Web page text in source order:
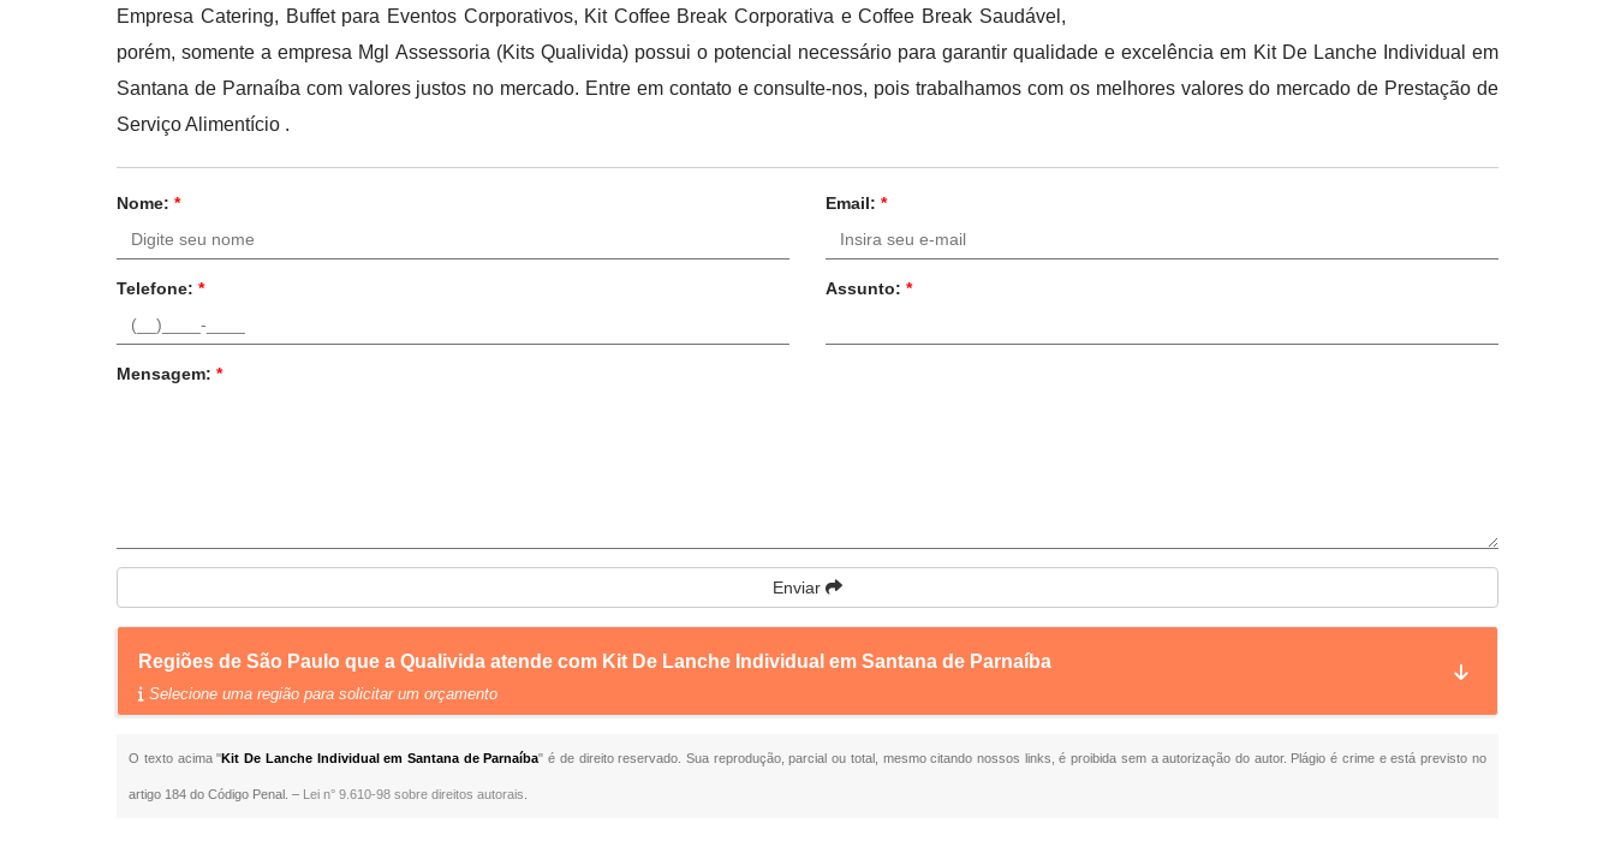
Empresa Catering, Buffet para Eventos Corporativos, Kit Coffee Break Corporativa e Coffee Break Saudável,
porém, somente a empresa Mgl Assessoria (Kits Qualivida) possui o potencial necessário para garantir qualidade e excelência em Kit De Lanche Individual em
Santana de Parnaíba com valores justos no mercado. Entre em contato e consulte-nos, pois trabalhamos com os melhores valores do mercado de Prestação de
Serviço Alimentício .
Nome:* Email: *
Telefone:* Assunto: *
Mensagem:*
Enviar
Regiões de São Paulo que a Qualivida atende com Kit De Lanche Individual em Santana de Parnaíba
Selecione uma região para solicitar um orçamento
O texto acima "Kit De Lanche Individual em Santana de Parnaíba" é de direito reservado. Sua reprodução, parcial ou total, mesmo citando nossos links, é proibida sem a autorização do autor. Plágio é crime e está previsto no
artigo 184 do Código Penal. – Lei n° 9.610-98 sobre direitos autorais